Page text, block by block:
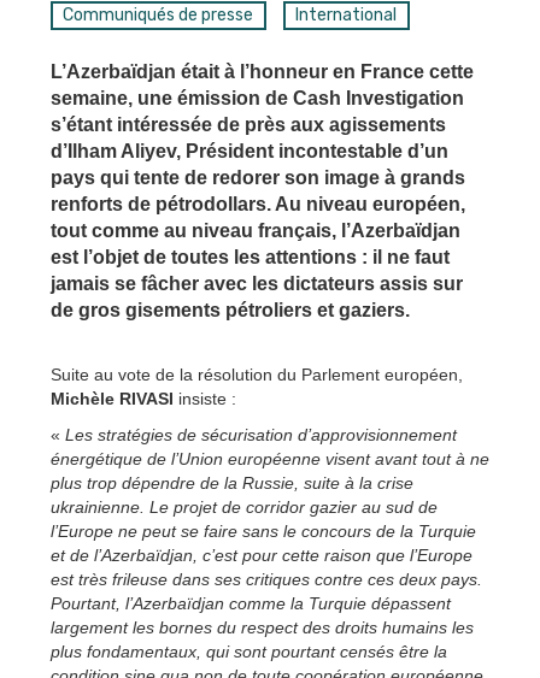
Communiqués de presse International
L’Azerbaïdjan était à l’honneur en France cette
semaine, une émission de Cash Investigation
s’étant intéressée de près aux agissements
d’Ilham Aliyev, Président incontestable d’un
pays qui tente de redorer son image à grands
renforts de pétrodollars. Au niveau européen,
tout comme au niveau français, l’Azerbaïdjan
est l’objet de toutes les attentions : il ne faut
jamais se fâcher avec les dictateurs assis sur
de gros gisements pétroliers et gaziers.
Suite au vote de la résolution du Parlement européen,
Michèle RIVASI insiste :
« Les stratégies de sécurisation d’approvisionnement
énergétique de l’Union européenne visent avant tout à ne
plus trop dépendre de la Russie, suite à la crise
ukrainienne. Le projet de corridor gazier au sud de
l’Europe ne peut se faire sans le concours de la Turquie
et de l’Azerbaïdjan, c’est pour cette raison que l’Europe
est très frileuse dans ses critiques contre ces deux pays.
Pourtant, l’Azerbaïdjan comme la Turquie dépassent
largement les bornes du respect des droits humains les
plus fondamentaux, qui sont pourtant censés être la